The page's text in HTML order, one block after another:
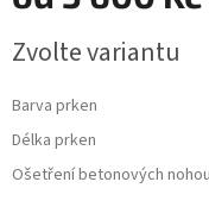
cena:
Zvolte variantu
Barva prken
Délka prken
Ošetření betonových nohou